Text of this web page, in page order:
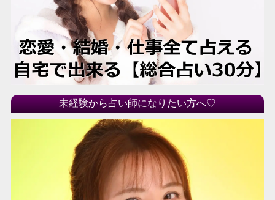
未経験から占い師になりたい方へ♡